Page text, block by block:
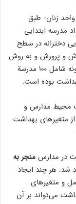
زنان- طبق
شده در سال ۱۳۹۱ بین ۱۰۵۱۱ تعداد مدرسه ابتدایی
۲۰۰ مدرسه ابتدایی دخترانه در سطح
آموزش و پرورش و به روش
تصادفی خوشه‌ای ساده انتخاب شده است. نمونه شامل ۱۰۰ مدرسة
محیط مدارس و
مربی بهداشت در ۱۹ مورد از متغیرهای بهداشت
در مدارس منجر به
شد. هر چند ایجاد
و متغیرهای
می‌تواند بر آن